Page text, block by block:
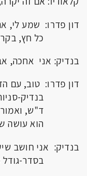
דון פדרו: שמע לי,
כל חץ,
בנדיק: אני אחכה,
דון פדרו: טוב, עם
בנדיק-
ד"ש, ואמור
הוא עושה
בנדיק: אני חושב
בסדר-